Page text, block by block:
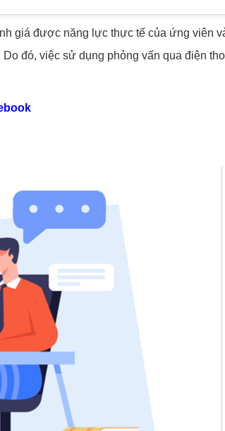
giá được năng lực thực tế của ứng viên
đó, việc sử dụng phỏng vấn qua điện